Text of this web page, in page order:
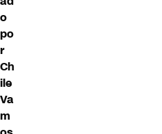
o
po
r
Ch
ile
Va
m